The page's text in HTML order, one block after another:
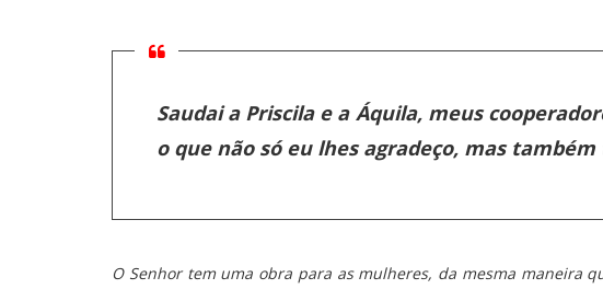
Saudai a Priscila e a Áquila, meus
o que não só eu lhes agradeço, mas
O Senhor tem uma obra para as mulheres, da mesma maneira